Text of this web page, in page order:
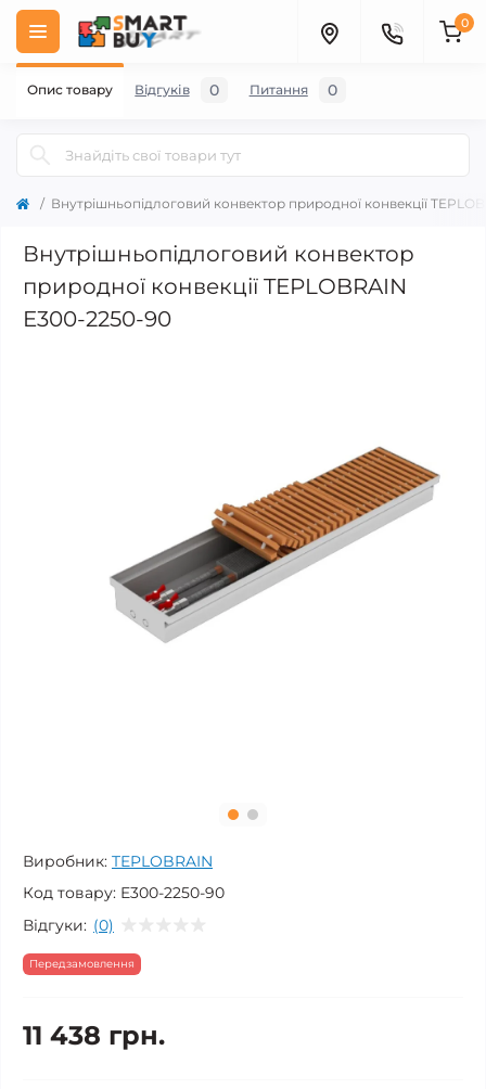
0
Внутрішньопідлоговий конвектор природної конвекції
Внутрішньопідлоговий конвектор
природної конвекції TEPLOBRAIN
E300-2250-90
Виробник: TEPLOBRAIN
Код товару: E300-2250-90
Відгуки: (0)
Передзамовлення
11 438 грн.
Опис товару Відгуків 0 Питання 0